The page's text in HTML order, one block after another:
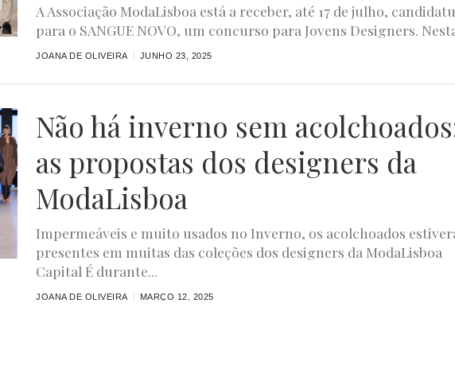
A Associação ModaLisboa está a receber, até 17 de julho,
para o SANGUE NOVO, um concurso para Jovens Designers.
JOANA DE OLIVEIRA JUNHO 23, 2025
Não há inverno sem
as propostas dos designers da
ModaLisboa
Impermeáveis e muito usados no Inverno, os acolchoados
presentes em muitas das coleções dos designers da ModaLisboa
Capital É durante...
JOANA DE OLIVEIRA MARÇO 12, 2025